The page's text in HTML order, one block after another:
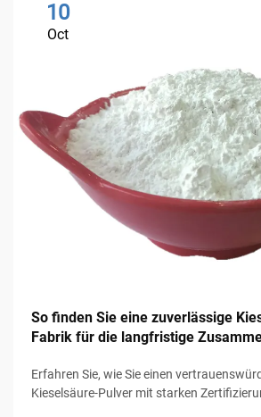
10
Oct
So finden Sie eine zuverlässige
Fabrik für die langfristige
Erfahren Sie, wie Sie einen
Kieselsäure-Pulver mit starken